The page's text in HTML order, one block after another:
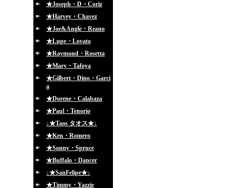
★Joseph・D・Coriz
★Harvey・Chavez
★Joe&Angle・Reano
★Lupe・Lovato
★Raymond・Rosetta
★Mary・Tafoya
★Gilbert・Dino・Garci
a
★Dorene・Calabaza
★Paul・Tenorio
↓★Taos タオス★↓
★Ken・Romero
★Sonny・Spruce
★Buffalo・Dancer
↓★SanFelipe★↓
★Timmy・Yazzie